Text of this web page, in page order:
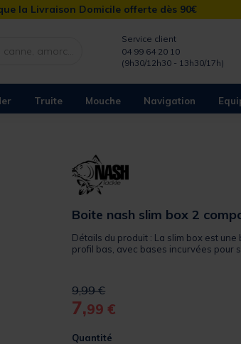
la Livraison Domicile offerte dès 90€
Service client
04 99 64 20 10
(9h30/12h30 - 13h30/17h)
Truite Mouche Navigation
Boite nash slim box 2
Détails du produit : La slim box est
profil bas, avec bases incurvées pour
Price reduced from
9,99 €to
7,99 €
Quantité